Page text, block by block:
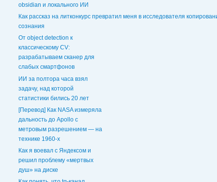
obsidian и локального ИИ
Как рассказ на литконкурс превратил меня в исследователя
сознания
От object detection к
классическому CV:
разрабатываем сканер для
слабых смартфонов
ИИ за полтора часа взял
задачу, над которой
статистики бились 20 лет
[Перевод] Как NASA измеряла
дальность до Apollo с
метровым разрешением — на
технике 1960-х
Как я воевал с Яндексом и
решил проблему «мертвых
душ» на диске